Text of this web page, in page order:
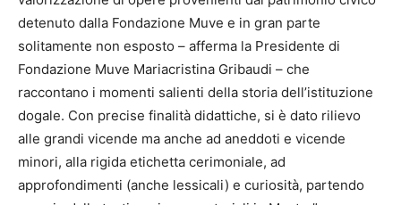
detenuto dalla Fondazione Muve e in gran parte
solitamente non esposto – afferma la Presidente di
Fondazione Muve Mariacristina Gribaudi – che
raccontano i momenti salienti della storia dell’istituzione
dogale. Con precise finalità didattiche, si è dato rilievo
alle grandi vicende ma anche ad aneddoti e vicende
minori, alla rigida etichetta cerimoniale, ad
approfondimenti (anche lessicali) e curiosità, partendo